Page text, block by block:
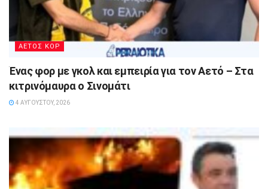
ΑΕΤΟΣ ΚΟΡ
Ένας φορ με γκολ και εμπειρία για τον Αετό – Στα
κιτρινόμαυρα ο Σινομάτι
4 ΑΥΓΟΎΣΤΟΥ, 2026